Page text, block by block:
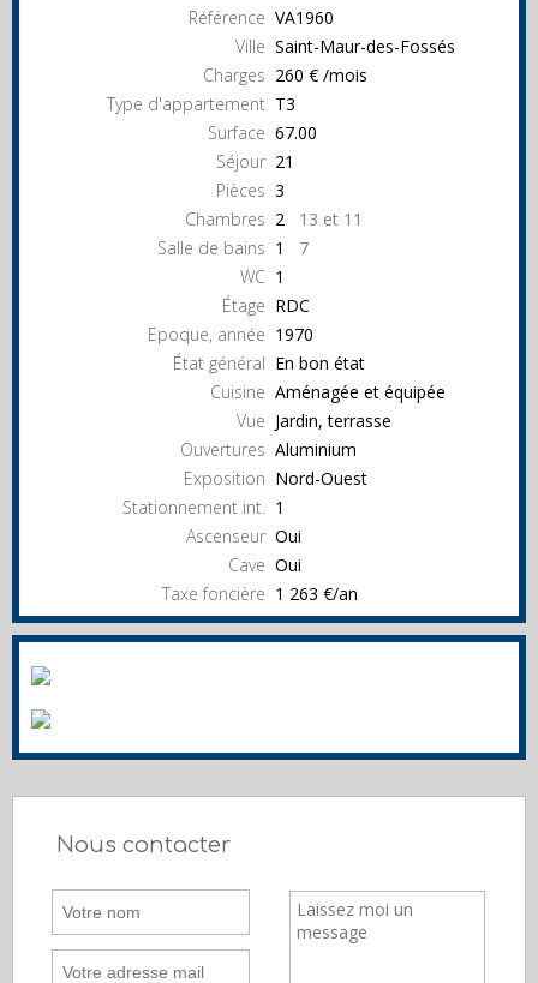
Référence VA1960
Ville Saint-Maur-des-Fossés
Charges 260 € /mois
Type d'appartement T3
Surface 67.00
Séjour 21
Pièces 3
Chambres 2 13 et 11
Salle de bains 1 7
WC 1
Étage RDC
Epoque, année 1970
État général En bon état
Cuisine Aménagée et équipée
Vue Jardin, terrasse
Ouvertures Aluminium
Exposition Nord-Ouest
Stationnement int. 1
Ascenseur Oui
Cave Oui
Taxe foncière 1 263 €/an
Nous contacter